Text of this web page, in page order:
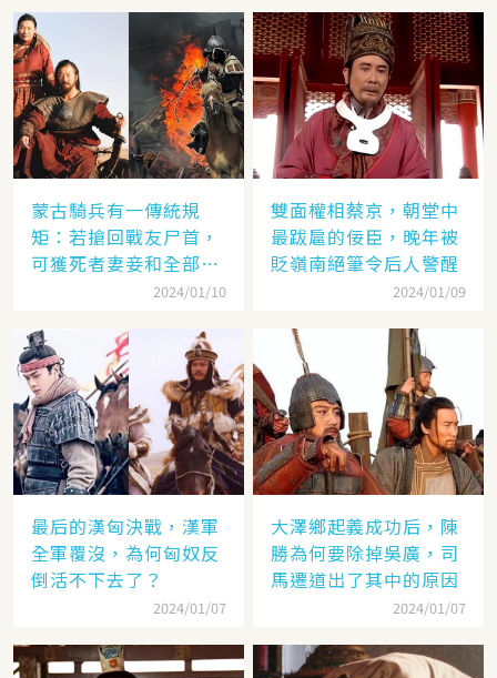
蒙古騎兵有一傳統規
矩：若搶回戰友尸首，
可獲死者妻妾和全部牲
2024/01/10
雙面權相蔡京，朝堂中
最跋扈的佞臣，晚年被
貶嶺南絕筆令后人警醒
2024/01/09
最后的漢匈決戰，漢軍
全軍覆沒，為何匈奴反
倒活不下去了？
2024/01/07
大澤鄉起義成功后，陳
勝為何要除掉吳廣，司
馬遷道出了其中的原因
2024/01/07